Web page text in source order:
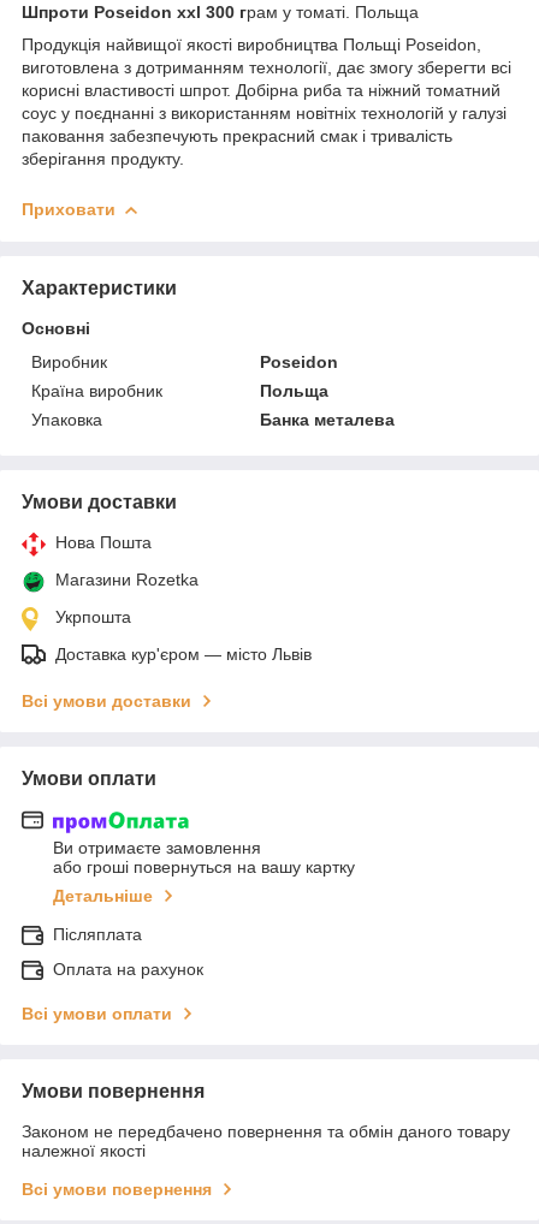
Шпроти Poseidon xxl 300 грам у томаті. Польща
Продукція найвищої якості виробництва Польщі Poseidon,
виготовлена з дотриманням технології, дає змогу зберегти всі
корисні властивості шпрот. Добірна риба та ніжний томатний
соус у поєднанні з використанням новітніх технологій у галузі
паковання забезпечують прекрасний смак і тривалість
зберігання продукту.
Приховати
Характеристики
Основні
Виробник
Poseidon
Країна виробник
Польща
Упаковка
Банка металева
Умови доставки
Нова Пошта
Магазини Rozetka
Укрпошта
Доставка кур'єром — місто Львів
Всі умови доставки
Умови оплати
Ви отримаєте замовлення
або гроші повернуться на вашу картку
Детальніше
Післяплата
Оплата на рахунок
Всі умови оплати
Умови повернення
Законом не передбачено повернення та обмін даного товару
належної якості
Всі умови повернення